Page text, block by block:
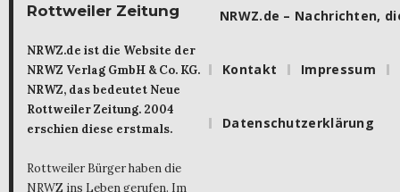
Rottweiler Zeitung
NRWZ.de ist die Website der
NRWZ Verlag GmbH & Co. KG.
NRWZ, das bedeutet Neue
Rottweiler Zeitung. 2004
erschien diese erstmals.
Rottweiler Bürger haben die
NRWZ ins Leben gerufen. Im
NRWZ.de – Nachrichten,
Kontakt Impressum
Datenschutzerklärung